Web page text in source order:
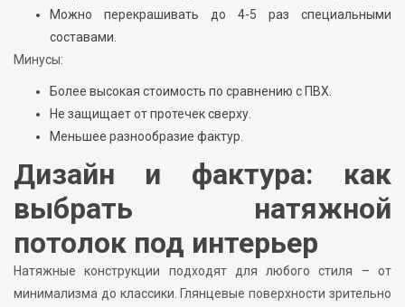
Можно перекрашивать до 4-5 раз специальными
составами.
Минусы:
Более высокая стоимость по сравнению с ПВХ.
Не защищает от протечек сверху.
Меньшее разнообразие фактур.
Дизайн и фактура: как
выбрать натяжной
потолок под интерьер
Натяжные конструкции подходят для любого стиля – от
минимализма до классики. Глянцевые поверхности зрительно